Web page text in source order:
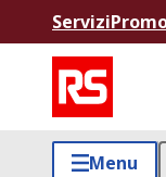
Servizi
Menu